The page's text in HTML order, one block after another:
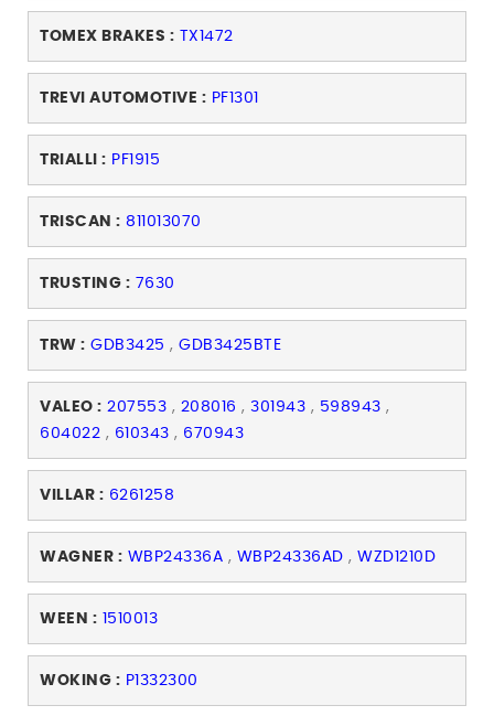
TOMEX BRAKES : TX1472
TREVI AUTOMOTIVE : PF1301
TRIALLI : PF1915
TRISCAN : 811013070
TRUSTING : 7630
TRW : GDB3425 , GDB3425BTE
VALEO : 207553 , 208016 , 301943 , 598943 ,
604022 , 610343 , 670943
VILLAR : 6261258
WAGNER : WBP24336A , WBP24336AD , WZD1210D
WEEN : 1510013
WOKING : P1332300